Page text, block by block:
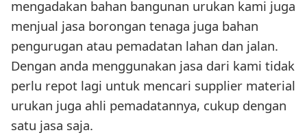
mengadakan bahan bangunan urukan kami juga
menjual jasa borongan tenaga juga bahan
pengurugan atau pemadatan lahan dan jalan.
Dengan anda menggunakan jasa dari kami tidak
perlu repot lagi untuk mencari supplier material
urukan juga ahli pemadatannya, cukup dengan
satu jasa saja.